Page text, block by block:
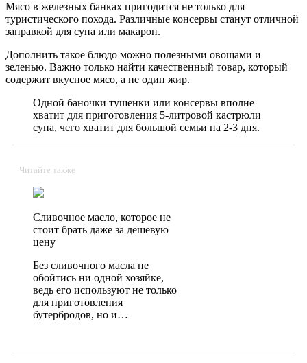
Мясо в железных банках пригодится не только для
туристического похода. Различные консервы станут отличной
заправкой для супа или макарон.
Дополнить такое блюдо можно полезными овощами и
зеленью. Важно только найти качественный товар, который
содержит вкусное мясо, а не один жир.
Одной баночки тушенки или консервы вполне
хватит для приготовления 5-литровой кастрюли
супа, чего хватит для большой семьи на 2-3 дня.
Читайте также
Сливочное масло, которое не
стоит брать даже за дешевую
цену
Без сливочного масла не
обойтись ни одной хозяйке,
ведь его используют не только
для приготовления
бутербродов, но и…